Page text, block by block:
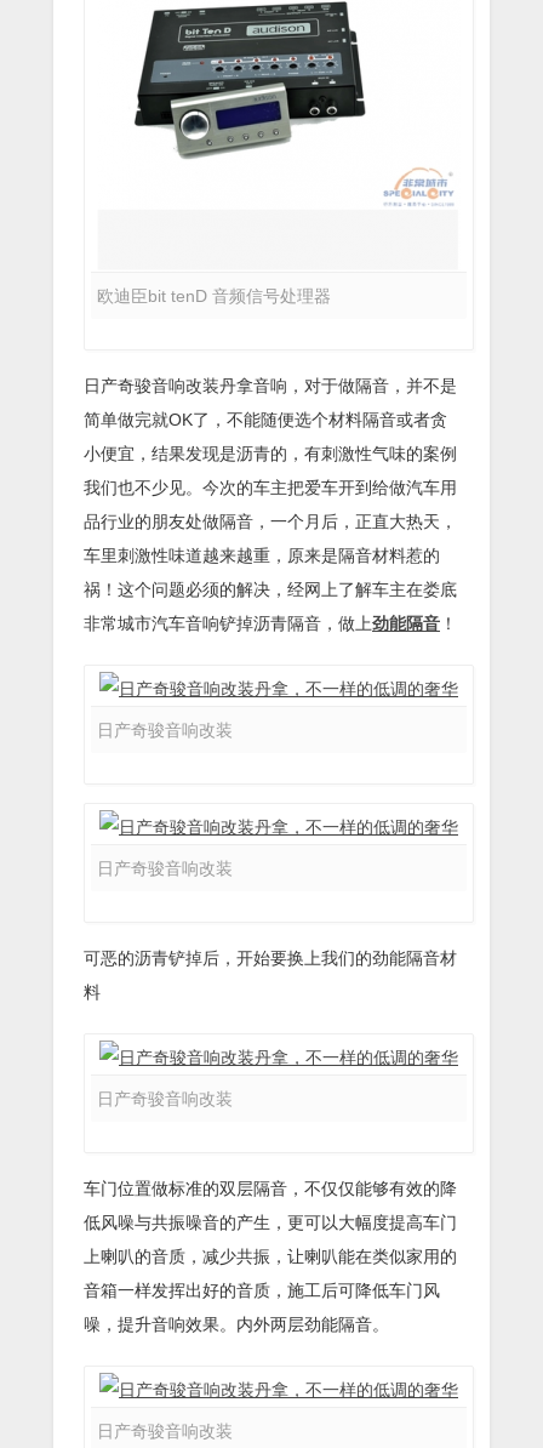
欧迪臣bit tenD 音频信号处理器
日产奇骏音响改装丹拿音响，对于做隔音，并不是
简单做完就OK了，不能随便选个材料隔音或者贪
小便宜，结果发现是沥青的，有刺激性气味的案例
我们也不少见。今次的车主把爱车开到给做汽车用
品行业的朋友处做隔音，一个月后，正直大热天，
车里刺激性味道越来越重，原来是隔音材料惹的
祸！这个问题必须的解决，经网上了解车主在娄底
非常城市汽车音响铲掉沥青隔音，做上劲能隔音 ！
日产奇骏音响改装
日产奇骏音响改装
可恶的沥青铲掉后，开始要换上我们的劲能隔音材
料
日产奇骏音响改装
车门位置做标准的双层隔音，不仅仅能够有效的降
低风噪与共振噪音的产生，更可以大幅度提高车门
上喇叭的音质，减少共振，让喇叭能在类似家用的
音箱一样发挥出好的音质，施工后可降低车门风
噪，提升音响效果。内外两层劲能隔音。
日产奇骏音响改装